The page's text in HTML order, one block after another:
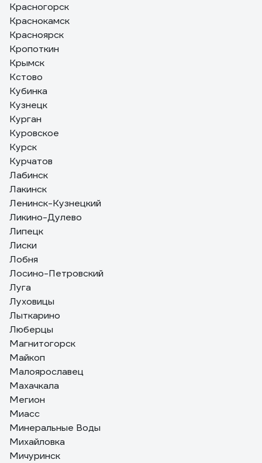
Красногорск
Краснокамск
Красноярск
Кропоткин
Крымск
Кстово
Кубинка
Кузнецк
Курган
Куровское
Курск
Курчатов
Лабинск
Лакинск
Ленинск-Кузнецкий
Ликино-Дулево
Липецк
Лиски
Лобня
Лосино-Петровский
Луга
Луховицы
Лыткарино
Люберцы
Магнитогорск
Майкоп
Малоярославец
Махачкала
Мегион
Миасс
Минеральные Воды
Михайловка
Мичуринск